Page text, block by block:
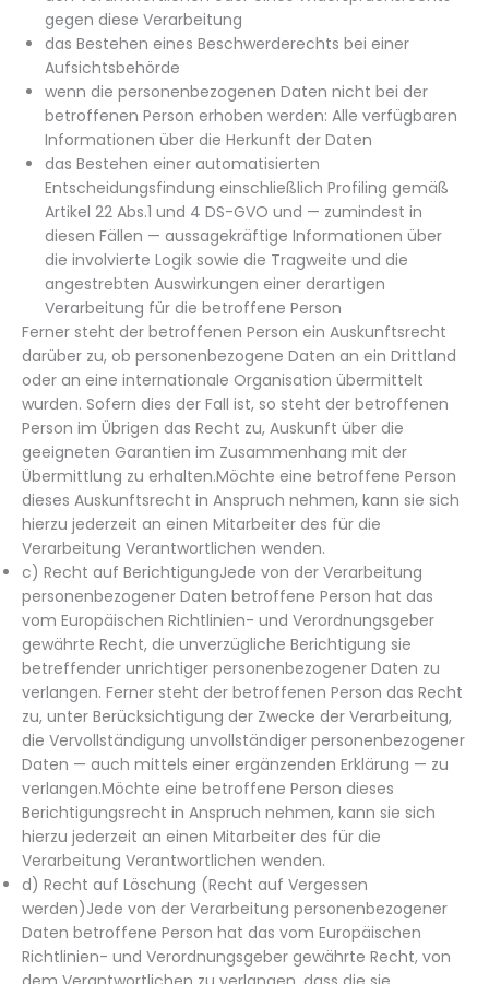
gegen diese Verarbeitung
das Bestehen eines Beschwerderechts bei einer
Aufsichtsbehörde
wenn die personenbezogenen Daten nicht bei der
betroffenen Person erhoben werden: Alle verfügbaren
Informationen über die Herkunft der Daten
das Bestehen einer automatisierten
Entscheidungsfindung einschließlich Profiling gemäß
Artikel 22 Abs.1 und 4 DS-GVO und — zumindest in
diesen Fällen — aussagekräftige Informationen über
die involvierte Logik sowie die Tragweite und die
angestrebten Auswirkungen einer derartigen
Verarbeitung für die betroffene Person
Ferner steht der betroffenen Person ein Auskunftsrecht
darüber zu, ob personenbezogene Daten an ein Drittland
oder an eine internationale Organisation übermittelt
wurden. Sofern dies der Fall ist, so steht der betroffenen
Person im Übrigen das Recht zu, Auskunft über die
geeigneten Garantien im Zusammenhang mit der
Übermittlung zu erhalten.Möchte eine betroffene Person
dieses Auskunftsrecht in Anspruch nehmen, kann sie sich
hierzu jederzeit an einen Mitarbeiter des für die
Verarbeitung Verantwortlichen wenden.
c) Recht auf BerichtigungJede von der Verarbeitung
personenbezogener Daten betroffene Person hat das
vom Europäischen Richtlinien- und Verordnungsgeber
gewährte Recht, die unverzügliche Berichtigung sie
betreffender unrichtiger personenbezogener Daten zu
verlangen. Ferner steht der betroffenen Person das Recht
zu, unter Berücksichtigung der Zwecke der Verarbeitung,
die Vervollständigung unvollständiger personenbezogener
Daten — auch mittels einer ergänzenden Erklärung — zu
verlangen.Möchte eine betroffene Person dieses
Berichtigungsrecht in Anspruch nehmen, kann sie sich
hierzu jederzeit an einen Mitarbeiter des für die
Verarbeitung Verantwortlichen wenden.
d) Recht auf Löschung (Recht auf Vergessen
werden)Jede von der Verarbeitung personenbezogener
Daten betroffene Person hat das vom Europäischen
Richtlinien- und Verordnungsgeber gewährte Recht, von